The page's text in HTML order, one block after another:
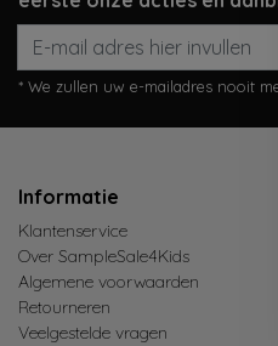
* We zullen uw e-mailadres nooit
Informatie
Klantenservice
Over SampleSale4Kids
Algemene voorwaarden
Retourneren
Veelgestelde vragen